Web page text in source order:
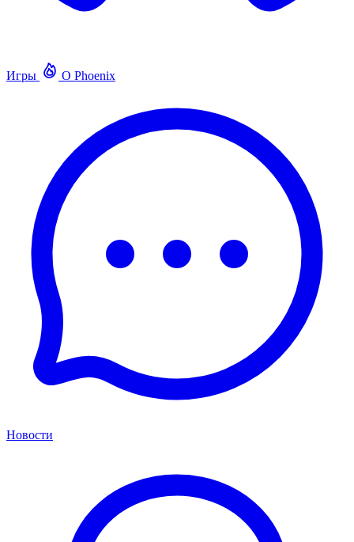
Игры О Phoenix
Новости